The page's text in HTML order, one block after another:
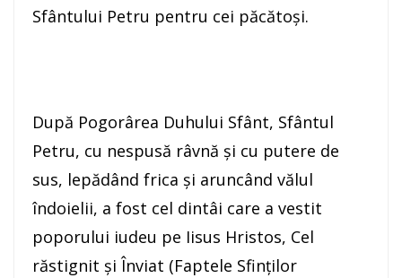
Sfântului Petru pentru cei păcătoşi.
După Pogorârea Duhului Sfânt, Sfântul
Petru, cu nespusă râvnă şi cu putere de
sus, lepădând frica şi aruncând vălul
îndoielii, a fost cel dintâi care a vestit
poporului iudeu pe Iisus Hristos, Cel
răstignit şi Înviat (Faptele Sfinţilor